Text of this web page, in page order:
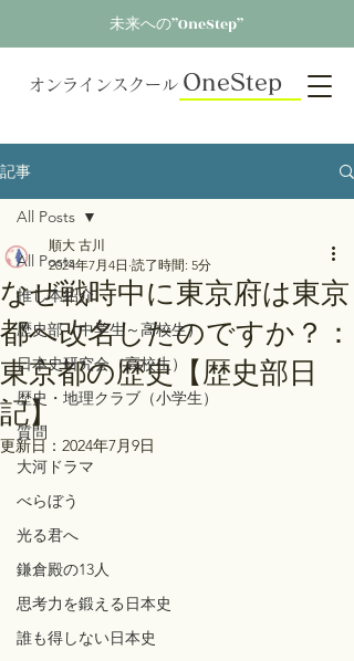
未来への”OneStep”
オンラインスクール OneStep
記事
All Posts
推し本紹介
歴史部（中学生～高校生）
日本史研究会（高校生）
歴史・地理クラブ（小学生）
質問
大河ドラマ
べらぼう
光る君へ
鎌倉殿の13人
思考力を鍛える日本史
誰も得しない日本史
All Posts
なぜ戦時中に東京府は東京
都へ改名したのですか？：
東京都の歴史【歴史部日
記】
順大 古川
2024年7月4日 読了時間: 5分
更新日： 2024年7月9日